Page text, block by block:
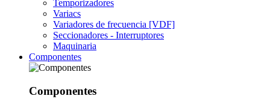
Temporizadores
Variacs
Variadores de frecuencia [VDF]
Seccionadores - Interruptores
Maquinaria
Componentes
Componentes